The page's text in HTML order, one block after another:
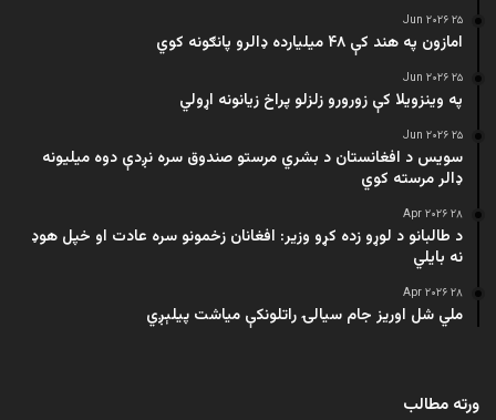
۲۵ Jun ۲۰۲۶
امازون په هند کې ۴۸ میلیارده ډالرو پانګونه کوي
۲۵ Jun ۲۰۲۶
په وینزویلا کې زورورو زلزلو پراخ زیانونه اړولي
۲۵ Jun ۲۰۲۶
سویس د افغانستان د بشري مرستو صندوق سره نږدې دوه میلیونه
ډالر مرسته کوي
۲۸ Apr ۲۰۲۶
د طالبانو د لوړو زده کړو وزیر: افغانان زخمونو سره عادت او خپل هوډ
نه بایلي
۲۸ Apr ۲۰۲۶
ملي شل اوریز جام سیالۍ راتلونکې میاشت پیلېږي
ورته مطالب